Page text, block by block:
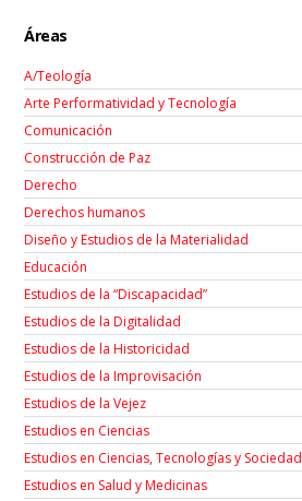
Áreas
A/Teología
Arte Performatividad y Tecnología
Comunicación
Construcción de Paz
Derecho
Derechos humanos
Diseño y Estudios de la Materialidad
Educación
Estudios de la “Discapacidad”
Estudios de la Digitalidad
Estudios de la Historicidad
Estudios de la Improvisación
Estudios de la Vejez
Estudios en Ciencias
Estudios en Ciencias, Tecnologías y Sociedad
Estudios en Salud y Medicinas